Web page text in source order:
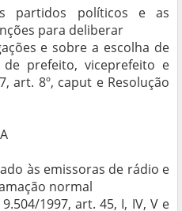
partidos políticos e as
para deliberar
e sobre a escolha de
de prefeito, viceprefeito e
art. 8º, caput e Resolução
às emissoras de rádio e
normal
1997, art. 45, I, IV, V e